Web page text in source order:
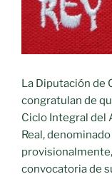
La Diputación de
congratulan de
Ciclo Integral del
Real,
convocatoria de